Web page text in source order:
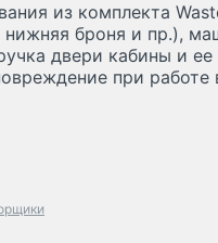
из комплекта
броня и пр.),
двери кабины и ее
при работе